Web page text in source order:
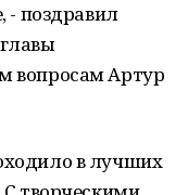
- поздравил
вопросам Артур
в лучших